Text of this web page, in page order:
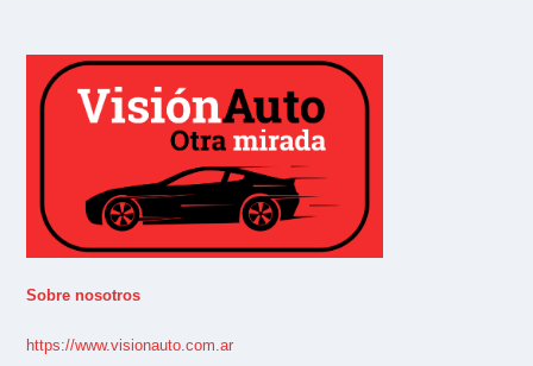
Sobre nosotros
https://www.visionauto.com.ar